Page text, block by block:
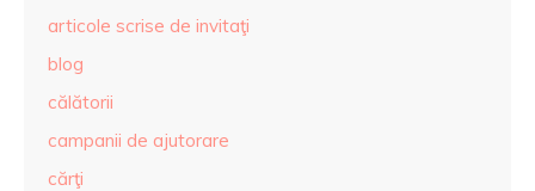
articole scrise de invitaţi
blog
călătorii
campanii de ajutorare
cărţi